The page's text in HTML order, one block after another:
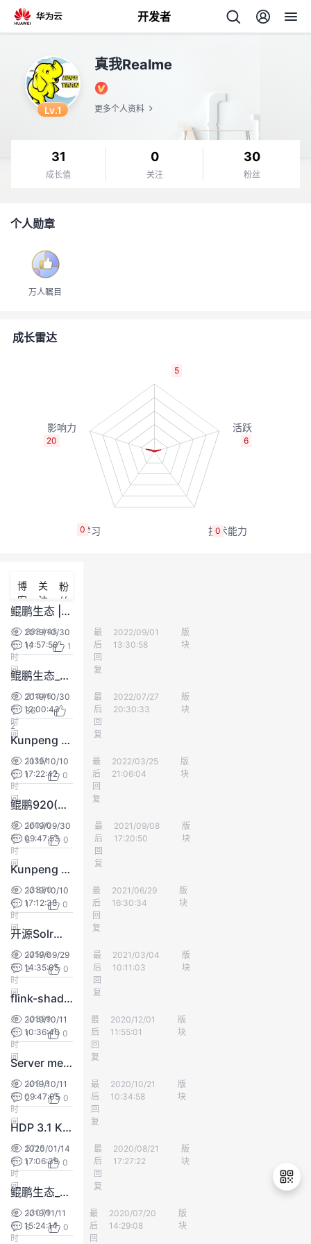
开发者
者
注
的
开
发
者
学
堂
我
的
课
程
我
的
认
证
我
的
实
验
我
的
收
我
的
Programs
我
的
支
持
我
的
技
术
支
持
我
的
云
声
建
议
Lv.1
真我Realme
更多个人资料
31
成长值
0
关注
30
粉丝
个人勋章
万人瞩目
成长雷达
5
6
0
0
20
博
客
关
注
粉
丝
鲲鹏生态 |【大数据精华帖 | 精品内容汇总~推荐收藏~持续更新~】
发
布
时
间
2019/10/30
14:57:50
最
后
回
复
yd_255175182
2022/09/01
13:30:58
版
块
993448
17
1
鲲鹏生态_Ambari部署指南
发
布
时
间
2019/10/30
12:00:43
最
后
回
复
yd_299337978
2022/07/27
20:30:33
版
块
31446
36
2
Kunpeng 920 Storm组件性能调优指导
发
布
时
间
2019/10/10
17:22:42
最
后
回
复
neters
2022/03/25
21:06:04
版
块
11351
1
0
鲲鹏920(ARM64) Flink-1.8.1移植指南V1.0
发
布
时
间
2019/09/30
09:47:53
最
后
回
复
为了明天time
2021/09/08
17:20:50
版
块
16030
8
0
Kunpeng 920 Redis组件性能调优指导
发
布
时
间
2019/10/10
17:12:38
最
后
回
复
呆萌白
2021/06/29
16:30:34
版
块
13330
1
0
开源Solr部署指导书
发
布
时
间
2019/09/29
14:35:05
最
后
回
复
张柯
2021/03/04
10:11:03
版
块
12509
2
0
flink-shaded-netty-4.0.27.Final.jar 编译指南
发
布
时
间
2019/10/11
10:36:40
最
后
回
复
长颈鹿@银河护卫队
2020/12/01
11:55:01
版
块
10399
1
0
Server metrics软件移植指导书
发
布
时
间
2019/10/11
09:47:05
最
后
回
复
斯坦李@银河护卫队
2020/10/21
10:34:58
版
块
10913
2
0
HDP 3.1 Kafka 移植指南（CentOS 7.6）
发
布
时
间
2020/01/14
17:06:39
最
后
回
复
醉酒话离殇
2020/08/21
17:27:22
版
块
5718
1
0
鲲鹏生态_Ambari移植指南
发
布
时
2019/11/11
15:24:14
最
后
回
真我Realme
2020/07/20
14:29:08
版
块
13079
6
0